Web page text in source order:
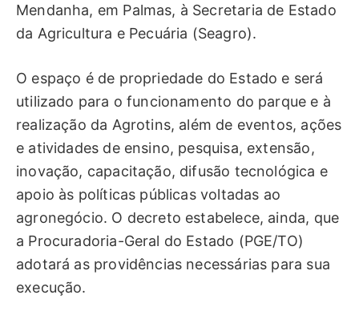
Mendanha, em Palmas, à Secretaria de Estado
da Agricultura e Pecuária (Seagro).
O espaço é de propriedade do Estado e será
utilizado para o funcionamento do parque e à
realização da Agrotins, além de eventos, ações
e atividades de ensino, pesquisa, extensão,
inovação, capacitação, difusão tecnológica e
apoio às políticas públicas voltadas ao
agronegócio. O decreto estabelece, ainda, que
a Procuradoria-Geral do Estado (PGE/TO)
adotará as providências necessárias para sua
execução.